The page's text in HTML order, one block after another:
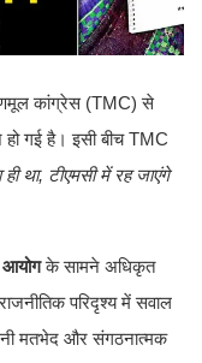
कांग्रेस (TMC) से
हो गई है। इसी बीच TMC
ही था, टीएमसी में रह जाएंगे
आयोगके सामने अधिकृत
परिदृश्य में सवाल
मतभेद और संगठनात्मक